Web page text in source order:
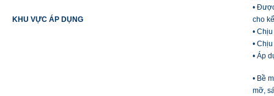
KHU VỰC ÁP DỤNG
•
cho
•
•
• Áp
• Bề
mỡ,